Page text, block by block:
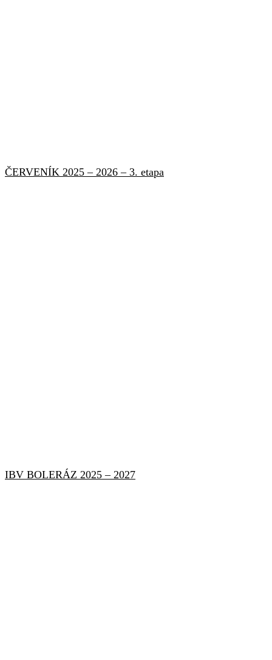
ČERVENÍK 2025 – 2026 – 3. etapa
IBV BOLERÁZ 2025 – 2027